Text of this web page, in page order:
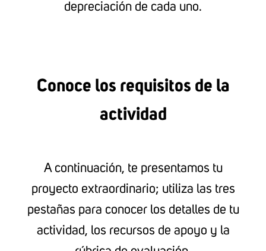
depreciación de cada uno.
Conoce los requisitos de la
actividad
A continuación, te presentamos tu
proyecto extraordinario; utiliza las tres
pestañas para conocer los detalles de tu
actividad, los recursos de apoyo y la